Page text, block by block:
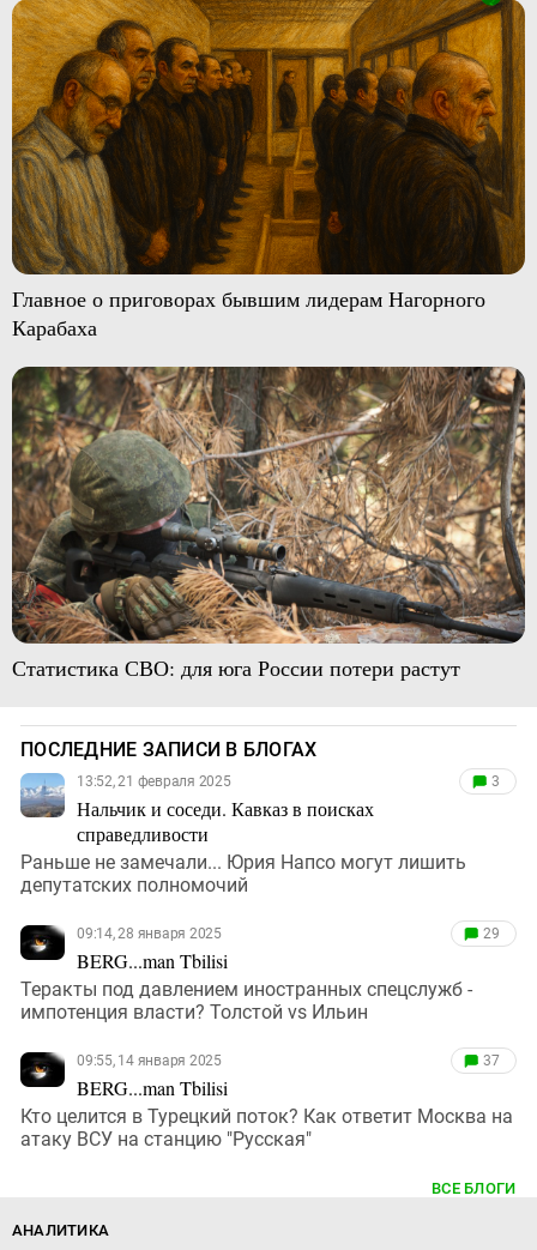
Главное о приговорах бывшим лидерам Нагорного
Карабаха
Статистика СВО: для юга России потери растут
ПОСЛЕДНИЕ ЗАПИСИ В БЛОГАХ
13:52, 21 февраля 2025
Нальчик и соседи. Кавказ в поисках
справедливости
3
Раньше не замечали... Юрия Напсо могут лишить
депутатских полномочий
09:14, 28 января 2025
BERG...man Tbilisi
29
Теракты под давлением иностранных спецслужб -
импотенция власти? Толстой vs Ильин
09:55, 14 января 2025
BERG...man Tbilisi
37
Кто целится в Турецкий поток? Как ответит Москва на
атаку ВСУ на станцию "Русская"
ВСЕ БЛОГИ
АНАЛИТИКА